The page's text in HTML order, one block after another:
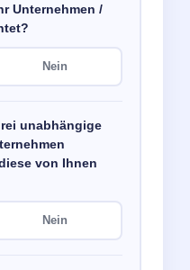
Unternehmen /
Nein
unabhängige
von Ihnen
Nein